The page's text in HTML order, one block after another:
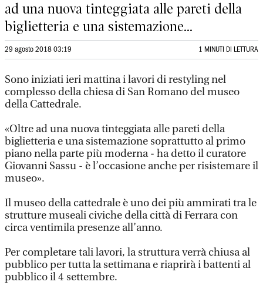
ad una nuova tinteggiata alle pareti della
biglietteria e una sistemazione...
29 agosto 2018 03:19 1 MINUTI DI LETTURA
Sono iniziati ieri mattina i lavori di restyling nel
complesso della chiesa di San Romano del museo
della Cattedrale.
«Oltre ad una nuova tinteggiata alle pareti della
biglietteria e una sistemazione soprattutto al primo
piano nella parte più moderna - ha detto il curatore
Giovanni Sassu - è l’occasione anche per risistemare il
museo».
Il museo della cattedrale è uno dei più ammirati tra le
strutture museali civiche della città di Ferrara con
circa ventimila presenze all’anno.
Per completare tali lavori, la struttura verrà chiusa al
pubblico per tutta la settimana e riaprirà i battenti al
pubblico il 4 settembre.